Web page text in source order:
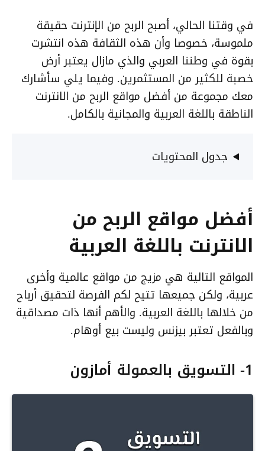
في وقتنا الحالي، أصبح الربح من الإنترنت حقيقة
ملموسة، خصوصا وأن هذه الثقافة هذه انتشرت
بقوة في وطننا العربي والذي مازال يعتبر أرض
خصبة للكثير من المستثمرين. وفيما يلي سأشارك
معك مجموعة من أفضل مواقع الربح من الانترنت
الناطقة باللغة العربية والمجانية بالكامل.
جدول المحتويات
أفضل مواقع الربح من
الانترنت باللغة العربية
المواقع التالية هي مزيج من مواقع عالمية وأخرى
عربية، ولكن جميعها تتيح لكم الفرصة لتحقيق أرباح
من خلالها باللغة العربية. والأهم أنها ذات مصداقية
وبالفعل تعتبر بيزنس وليست بيع أوهام.
1- التسويق بالعمولة أمازون